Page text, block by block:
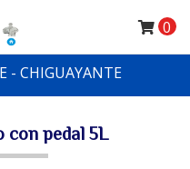
- CHIGUAYANTE
0
con pedal 5L